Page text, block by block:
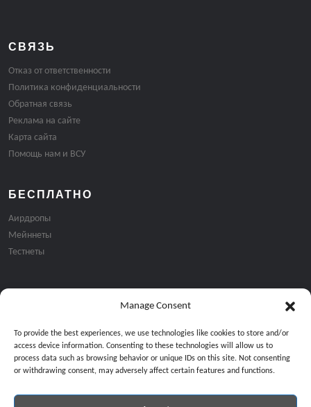
Manage Consent
To provide the best experiences, we use technologies like cookies to store and/or
access device information. Consenting to these technologies will allow us to
process data such as browsing behavior or unique IDs on this site. Not consenting
or withdrawing consent, may adversely affect certain features and functions.
СВЯЗЬ
Отказ от ответственности
Политика конфиденциальности
Обратная связь
Реклама на сайте
Карта сайта
Помощь нам и ВСУ
БЕСПЛАТНО
Аирдропы
Мейннеты
Тестнеты
Подписка на email рассылку: